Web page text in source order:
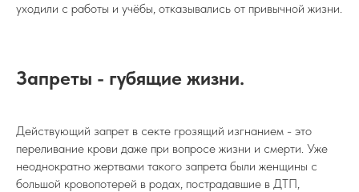
уходили с работы и учёбы, отказывались от привычной жизни.
Запреты - губящие жизни.
Действующий запрет в секте грозящий изгнанием - это
переливание крови даже при вопросе жизни и смерти. Уже
неоднократно жертвами такого запрета были женщины с
большой кровопотерей в родах, пострадавшие в ДТП,